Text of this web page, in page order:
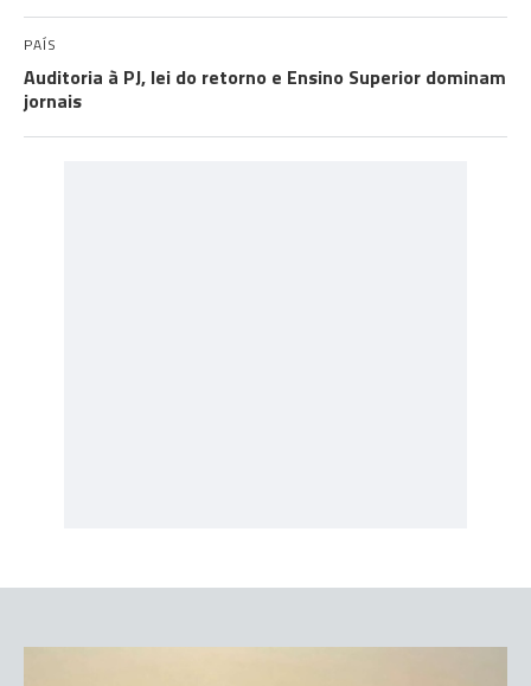
PAÍS
Auditoria à PJ, lei do retorno e Ensino Superior dominam
jornais